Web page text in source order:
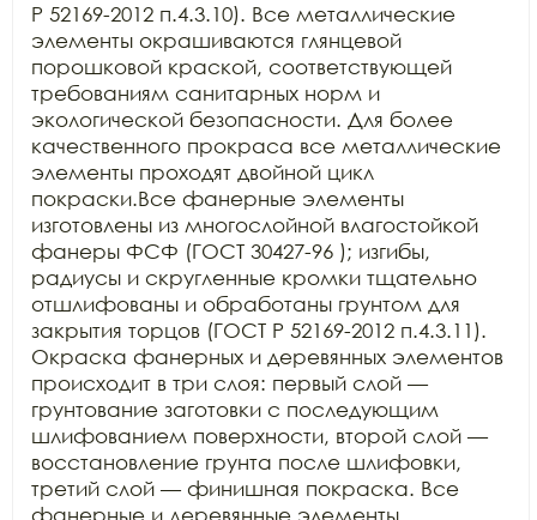
Р 52169-2012 п.4.3.10). Все металлические
элементы окрашиваются глянцевой
порошковой краской, соответствующей
требованиям санитарных норм и
экологической безопасности. Для более
качественного прокраса все металлические
элементы проходят двойной цикл
покраски.Все фанерные элементы
изготовлены из многослойной влагостойкой
фанеры ФСФ (ГОСТ 30427-96 ); изгибы,
радиусы и скругленные кромки тщательно
отшлифованы и обработаны грунтом для
закрытия торцов (ГОСТ Р 52169-2012 п.4.3.11).
Окраска фанерных и деревянных элементов
происходит в три слоя: первый слой —
грунтование заготовки с последующим
шлифованием поверхности, второй слой —
восстановление грунта после шлифовки,
третий слой — финишная покраска. Все
фанерные и деревянные элементы